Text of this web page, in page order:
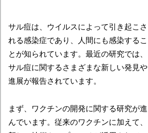
サル痘は、ウイルスによって引き起こさ
れる感染症であり、人間にも感染するこ
とが知られています。最近の研究では、
サル痘に関するさまざまな新しい発見や
進展が報告されています。
まず、ワクチンの開発に関する研究が進
んでいます。従来のワクチンに加えて、